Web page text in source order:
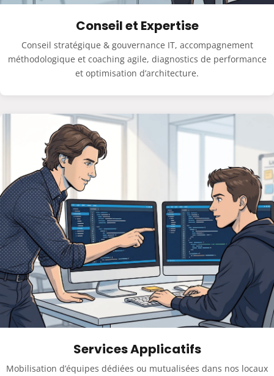
Conseil et Expertise
Conseil stratégique & gouvernance IT, accompagnement
méthodologique et coaching agile, diagnostics de performance
et optimisation d’architecture.
Services Applicatifs
Mobilisation d’équipes dédiées ou mutualisées dans nos locaux